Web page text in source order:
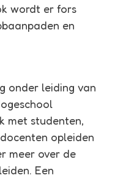
wordt er fors
en
onder leiding van
met studenten,
opleiden
meer over de
Een